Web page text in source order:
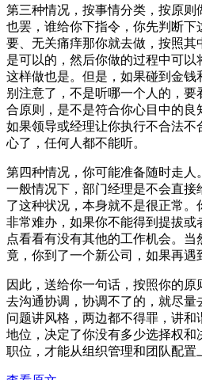
第三种情况，按事情分类，按原则
也罢，谁给你下指令，你先判断下
要、无关痛痒那你就去做，按照
是可以的，然后你做的过程中可
这样做也是。但是，如果碰到金
别注意了，不是听哪一个人的，
合原则，是不是符合你心目中的良
如果领导或经理让你执行不合法
心了，任何人都不能听。
第四种情况，你可能准备随时走人
一般情况下，部门经理是不会直
了这种状况，本身就不是很正常
非常难办，如果你不能得到提拔
点看看有没有其他的工作机会。
竟，你到了一个新公司，如果再遇
因此，送给你一句话，按照你的
去沟通协调，协调不了的，就尽
问题讲风格，两边都不得罪，讲
地位，决定了你没有多少选择权和
职位，才能从组织管理和团队配置